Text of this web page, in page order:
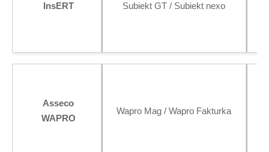
InsERT Subiekt GT / Subiekt nexo
Asseco
WAPRO
Wapro Mag / Wapro Fakturka